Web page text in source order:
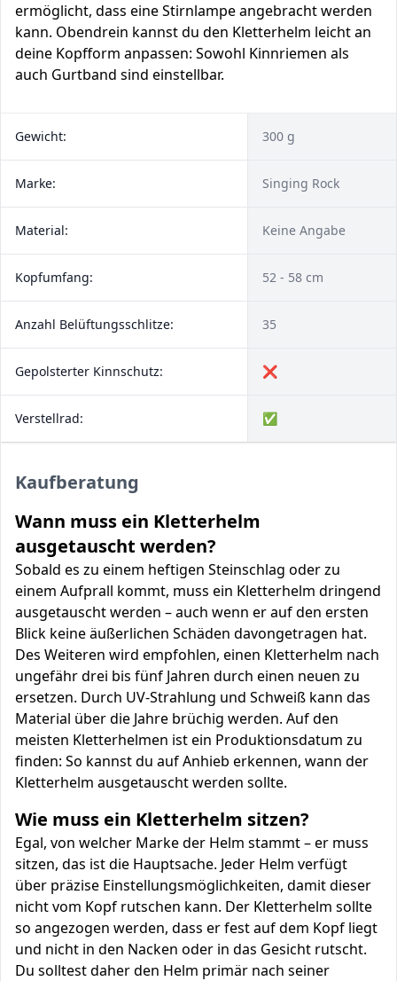
ermöglicht, dass eine Stirnlampe angebracht werden
kann. Obendrein kannst du den Kletterhelm leicht an
deine Kopfform anpassen: Sowohl Kinnriemen als
auch Gurtband sind einstellbar.
Gewicht: 300 g
Marke: Singing Rock
Material: Keine Angabe
Kopfumfang: 52 - 58 cm
Anzahl Be­lüf­tungs­schlit­ze: 35
Gepolsterter Kinnschutz: ❌
Verstellrad: ✅
Kaufberatung
Wann muss ein Kletterhelm
ausgetauscht werden?
Sobald es zu einem heftigen Steinschlag oder zu
einem Aufprall kommt, muss ein Kletterhelm dringend
ausgetauscht werden – auch wenn er auf den ersten
Blick keine äußerlichen Schäden davongetragen hat.
Des Weiteren wird empfohlen, einen Kletterhelm nach
ungefähr drei bis fünf Jahren durch einen neuen zu
ersetzen. Durch UV-Strahlung und Schweiß kann das
Material über die Jahre brüchig werden. Auf den
meisten Kletterhelmen ist ein Produktionsdatum zu
finden: So kannst du auf Anhieb erkennen, wann der
Kletterhelm ausgetauscht werden sollte.
Wie muss ein Kletterhelm sitzen?
Egal, von welcher Marke der Helm stammt – er muss
sitzen, das ist die Hauptsache. Jeder Helm verfügt
über präzise Einstellungsmöglichkeiten, damit dieser
nicht vom Kopf rutschen kann. Der Kletterhelm sollte
so angezogen werden, dass er fest auf dem Kopf liegt
und nicht in den Nacken oder in das Gesicht rutscht.
Du solltest daher den Helm primär nach seiner